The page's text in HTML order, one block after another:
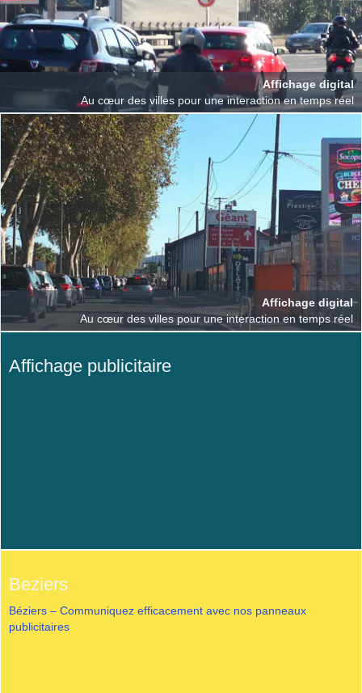
Affichage digital
Au cœur des villes pour une interaction en temps réel
Affichage digital
Au cœur des villes pour une interaction en temps réel
Affichage publicitaire
Beziers
Béziers – Communiquez efficacement avec nos panneaux
publicitaires